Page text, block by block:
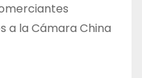
a la Cámara China